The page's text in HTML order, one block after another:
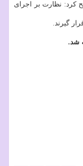
شد و تصریح کرد: نظارت بر اجرای
گیرند.